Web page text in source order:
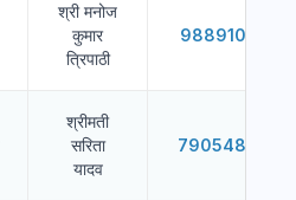
श्री मनोज
कुमार
त्रिपाठी
9889108922
श्रीमती
सरिता
यादव
7905484806